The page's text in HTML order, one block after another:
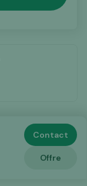
Contact
Offre